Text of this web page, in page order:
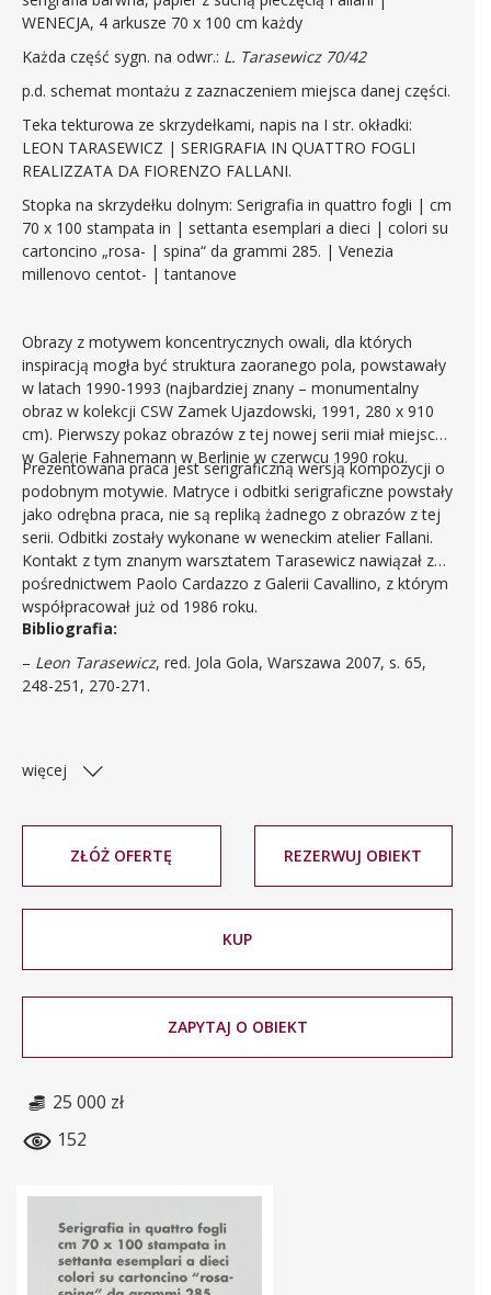
WENECJA, 4 arkusze 70 x 100 cm każdy
Każda część sygn. na odwr.: L. Tarasewicz 70/42
p.d. schemat montażu z zaznaczeniem miejsca danej części.
Teka tekturowa ze skrzydełkami, napis na I str. okładki:
LEON TARASEWICZ | SERIGRAFIA IN QUATTRO FOGLI
REALIZZATA DA FIORENZO FALLANI.
Stopka na skrzydełku dolnym: Serigrafia in quattro fogli | cm
70 x 100 stampata in | settanta esemplari a dieci | colori su
cartoncino „rosa- | spina“ da grammi 285. | Venezia
millenovo centot- | tantanove
Obrazy z motywem koncentrycznych owali, dla których
inspiracją mogła być struktura zaoranego pola, powstawały
w latach 1990-1993 (najbardziej znany – monumentalny
obraz w kolekcji CSW Zamek Ujazdowski, 1991, 280 x 910
cm). Pierwszy pokaz obrazów z tej nowej serii miał miejsce
w Galerie Fahnemann w Berlinie w czerwcu 1990 roku.
Prezentowana praca jest serigraficzną wersją kompozycji o
podobnym motywie. Matryce i odbitki serigraficzne powstały
jako odrębna praca, nie są repliką żadnego z obrazów z tej
serii. Odbitki zostały wykonane w weneckim atelier Fallani.
Kontakt z tym znanym warsztatem Tarasewicz nawiązał za
pośrednictwem Paolo Cardazzo z Galerii Cavallino, z którym
współpracował już od 1986 roku.
Bibliografia:
– Leon Tarasewicz, red. Jola Gola, Warszawa 2007, s. 65,
248-251, 270-271.
więcej
ZŁÓŻ OFERTĘ REZERWUJ OBIEKT
KUP
ZAPYTAJ O OBIEKT
25 000 zł
152